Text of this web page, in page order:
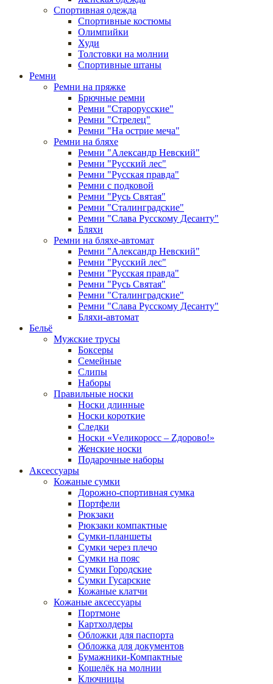
Спортивная одежда
Спортивные костюмы
Олимпийки
Худи
Толстовки на молнии
Спортивные штаны
Ремни
Ремни на пряжке
Брючные ремни
Ремни "Старорусские"
Ремни "Стрелец"
Ремни "На острие меча"
Ремни на бляхе
Ремни "Александр Невский"
Ремни "Русский лес"
Ремни "Русская правда"
Ремни с подковой
Ремни "Русь Святая"
Ремни "Сталинградские"
Ремни "Слава Русскому Десанту"
Бляхи
Ремни на бляхе-автомат
Ремни "Александр Невский"
Ремни "Русский лес"
Ремни "Русская правда"
Ремни "Русь Святая"
Ремни "Сталинградские"
Ремни "Слава Русскому Десанту"
Бляхи-автомат
Бельё
Мужские трусы
Боксеры
Семейные
Слипы
Наборы
Правильные носки
Носки длинные
Носки короткие
Следки
Носки «Vеликоросс – Zдорово!»
Женские носки
Подарочные наборы
Аксессуары
Кожаные сумки
Дорожно-спортивная сумка
Портфели
Рюкзаки
Рюкзаки компактные
Сумки-планшеты
Сумки через плечо
Сумки на пояс
Сумки Городские
Сумки Гусарские
Кожаные клатчи
Кожаные аксессуары
Портмоне
Картхолдеры
Обложки для паспорта
Обложка для документов
Бумажники-Компактные
Кошелёк на молнии
Ключницы